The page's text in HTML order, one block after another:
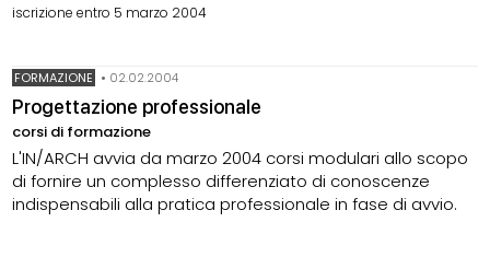
iscrizione entro 5 marzo 2004
FORMAZIONE • 02.02.2004
Progettazione professionale
corsi di formazione
L'IN/ARCH avvia da marzo 2004 corsi modulari allo scopo
di fornire un complesso differenziato di conoscenze
indispensabili alla pratica professionale in fase di avvio.